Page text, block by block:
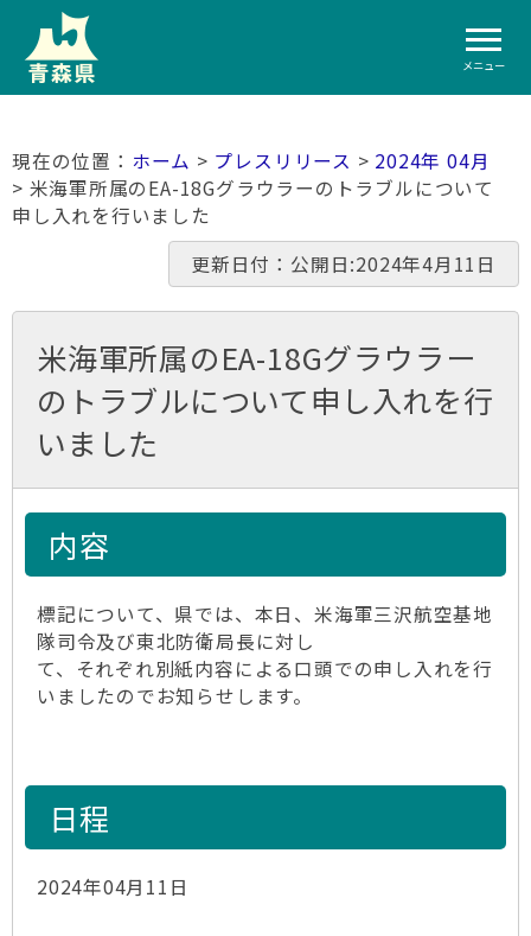
メニュー
ホーム > プレスリリース > 2024年 04月
> 米海軍所属のEA-18Gグラウラーのトラブルについて
申し入れを行いました
更新日付：公開日:2024年4月11日
米海軍所属のEA-18Gグラウラー
のトラブルについて申し入れを行
いました
内容
標記について、県では、本日、米海軍三沢航空基地
隊司令及び東北防衛局長に対し
て、それぞれ別紙内容による口頭での申し入れを行
いましたのでお知らせします。
日程
2024年04月11日